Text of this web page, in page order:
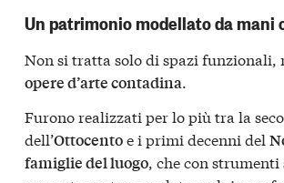
Un patrimonio modellato da mani
Non si tratta solo di spazi funzionali,
opere d’arte contadina.
Furono realizzati per lo più tra la
dell’Ottocentoe i primi decenni del
famiglie del luogo , che con